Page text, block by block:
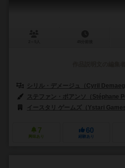
シリル・デメージュ（Cyril
ステファン・ポアンソ（Stéphane
イースタリ ゲームズ（Ystari Games
7
興味あり
60
経験あり